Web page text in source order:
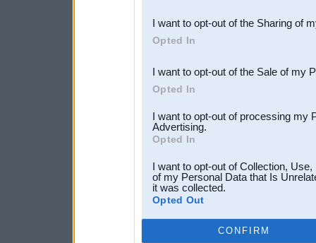
Downstream Participants
third parties.
I want to opt-out of the Sharing of
Opted In
I want to opt-out of the Sale of my
Opted In
I want to opt-out of processing my
Advertising.
Opted In
I want to opt-out of Collection,
of my Personal Data that Is
it was collected.
Opted Out
CONFIRM